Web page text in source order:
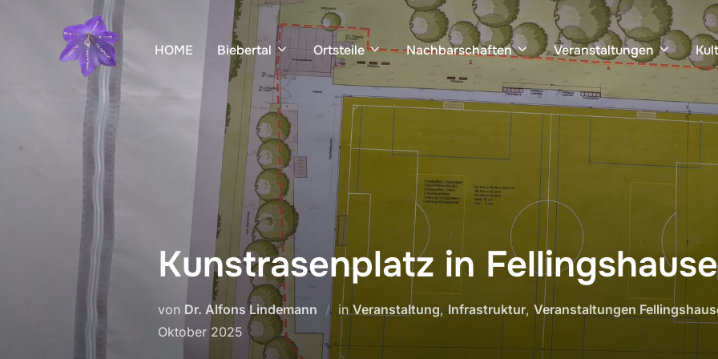
HOME Biebertal Ortsteile Nachbarschaften Veranstaltungen
Kunstrasenplatz in
von Dr. Alfons Lindemann in Veranstaltung, Infrastruktur, Veranstaltungen
Oktober 2025